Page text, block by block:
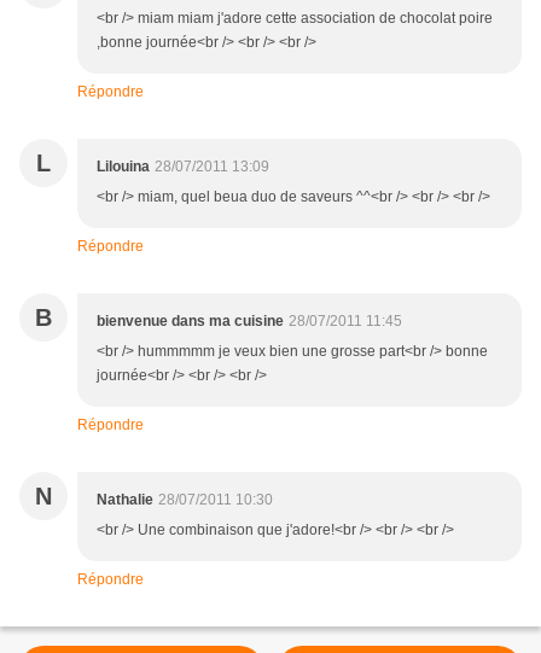
<br /> miam miam j'adore cette association de chocolat poire
,bonne journée<br /> <br /> <br />
Répondre
L Lilouina 28/07/2011 13:09
<br /> miam, quel beua duo de saveurs ^^<br /> <br /> <br />
Répondre
B bienvenue dans ma cuisine 28/07/2011 11:45
<br /> hummmmm je veux bien une grosse part<br /> bonne
journée<br /> <br /> <br />
Répondre
N Nathalie 28/07/2011 10:30
<br /> Une combinaison que j'adore!<br /> <br /> <br />
Répondre